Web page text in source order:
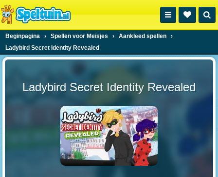
Beginpagina › Spellen voor Meisjes › Aankleed spellen
›
Ladybird Secret Identity Revealed
Ladybird Secret Identity Revealed